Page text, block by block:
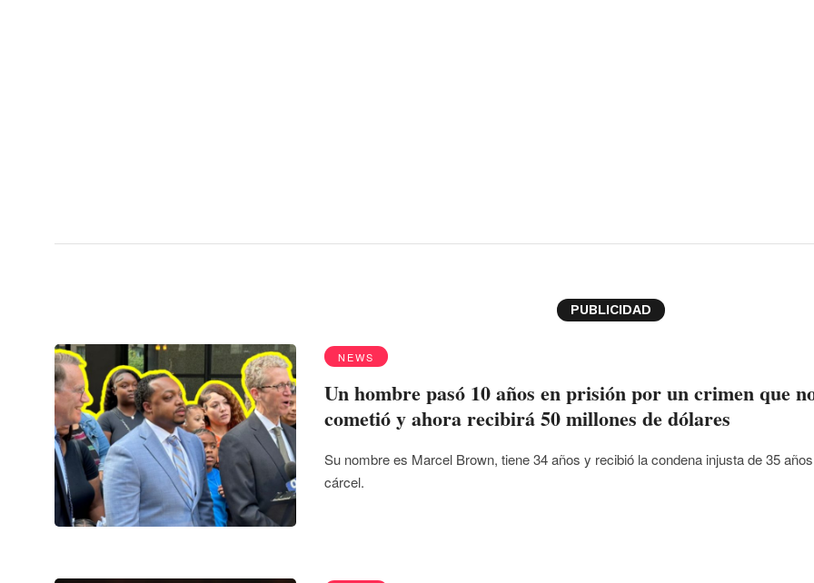
PUBLICIDAD
NEWS
Un hombre pasó 10 años en prisión por un crimen que
cometió y ahora recibirá 50 millones de dólares
Su nombre es Marcel Brown, tiene 34 años y recibió la condena injusta de 35
cárcel.